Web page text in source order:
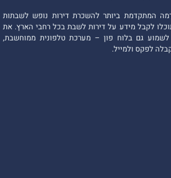
המתקדמת ביותר להשכרת דירות נופש לשבתות
לקבל מידע על דירות לשבת בכל רחבי הארץ. את
גם בלוח פון – מערכת טלפונית ממוחשבת,
לפקס ולמייל.